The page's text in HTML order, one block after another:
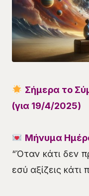
Σήμερα το
(για 19/4/2025)
Μήνυμα
“Όταν κάτι δεν
εσύ αξίζεις κάτι